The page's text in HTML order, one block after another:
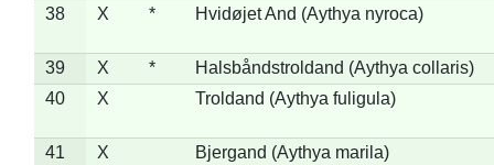
38 X * Hvidøjet And (Aythya nyroca)
39 X *
Halsbåndstroldand (Aythya collaris)
40
X Troldand (Aythya fuligula)
41 X Bjergand (Aythya marila)